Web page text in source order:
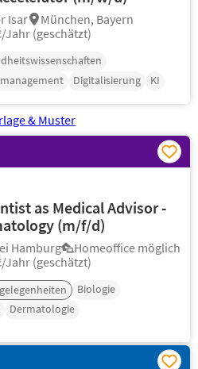
Isar
München, Bayern
Jahr (geschätzt)
Digitalisierung KI
as Medical Advisor -
(m/f/d)
Hamburg
Homeoffice möglich
Jahr (geschätzt)
Biologie
Dermatologie